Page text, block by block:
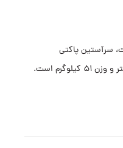
سرآستین پاکتی